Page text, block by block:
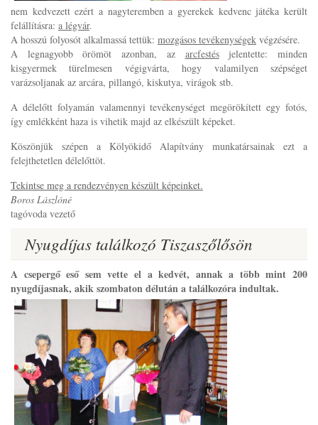
nem kedvezett ezért a nagyteremben a gyerekek kedvenc játéka került
felállításra: a légvár.
A hosszú folyosót alkalmassá tettük: mozgásos tevékenységek végzésére.
A legnagyobb örömöt azonban, az arcfestésjelentette: minden
kisgyermek türelmesen végigvárta, hogy valamilyen szépséget
varázsoljanak az arcára, pillangó, kiskutya, virágok stb.
A délelőtt folyamán valamennyi tevékenységet megörökített egy fotós,
így emlékként haza is vihetik majd az elkészült képeket.
Köszönjük szépen a Kölyökidő Alapítvány munkatársainak ezt a
felejthetetlen délelőttöt.
Tekintse meg a rendezvényen készült képeinket.
Boros Lászlóné
tagóvoda vezető
Nyugdíjas találkozó Tiszaszőlősön
A csepergő eső sem vette el a kedvét, annak a több mint 200
nyugdíjasnak, akik szombaton délután a találkozóra indultak.